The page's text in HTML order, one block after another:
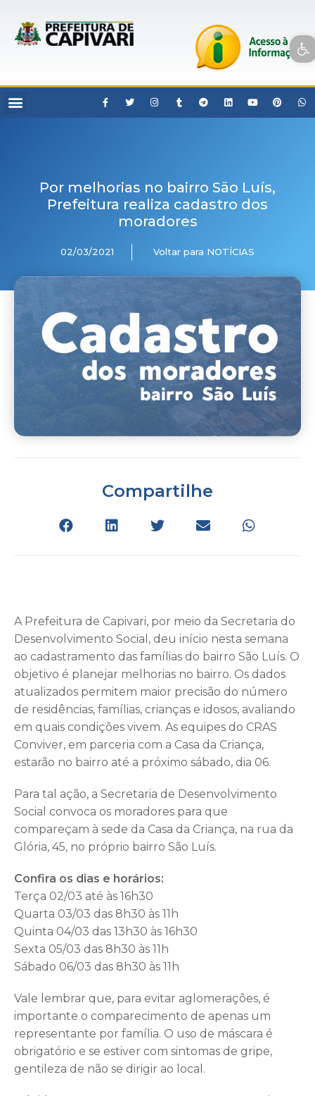
Open toolbar
Por melhorias no bairro São Luís,
Prefeitura realiza cadastro dos
moradores
02/03/2021 Voltar para NOTÍCIAS
Compartilhe
A Prefeitura de Capivari, por meio da Secretaria do
Desenvolvimento Social, deu início nesta semana
ao cadastramento das famílias do bairro São Luís. O
objetivo é planejar melhorias no bairro. Os dados
atualizados permitem maior precisão do número
de residências, famílias, crianças e idosos, avaliando
em quais condições vivem. As equipes do CRAS
Conviver, em parceria com a Casa da Criança,
estarão no bairro até a próximo sábado, dia 06.
Para tal ação, a Secretaria de Desenvolvimento
Social convoca os moradores para que
compareçam à sede da Casa da Criança, na rua da
Glória, 45, no próprio bairro São Luís.
Confira os dias e horários:
Terça 02/03 até às 16h30
Quarta 03/03 das 8h30 às 11h
Quinta 04/03 das 13h30 às 16h30
Sexta 05/03 das 8h30 às 11h
Sábado 06/03 das 8h30 às 11h
Vale lembrar que, para evitar aglomerações, é
importante o comparecimento de apenas um
representante por família. O uso de máscara é
obrigatório e se estiver com sintomas de gripe,
gentileza de não se dirigir ao local.